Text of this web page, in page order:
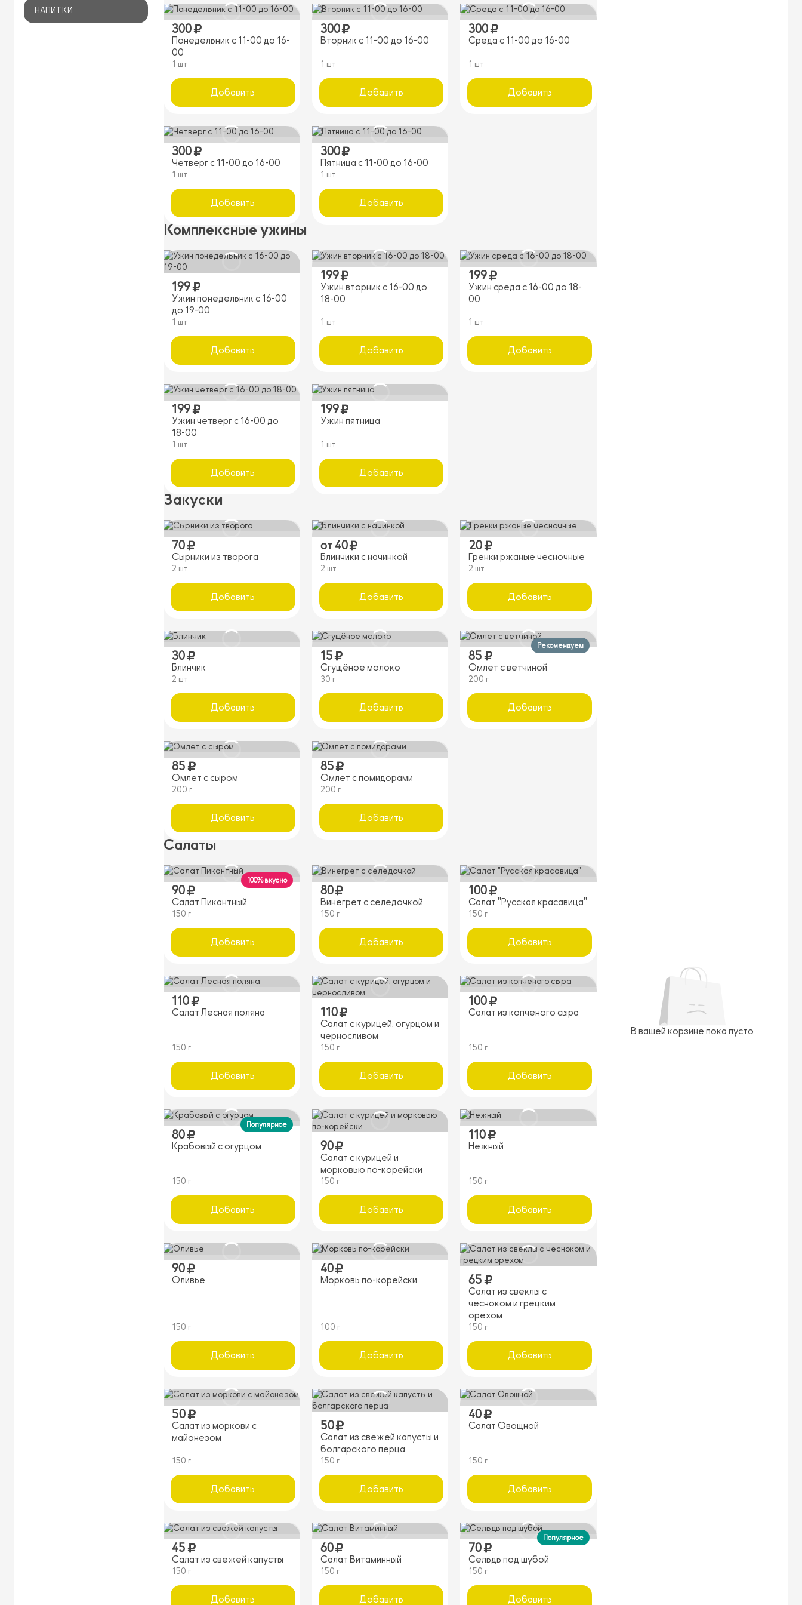
НАПИТКИ
300
Понедельник с 11-00 до 16-
00
1 шт
Добавить
300
Вторник с 11-00 до 16-00
1 шт
Добавить
300
Среда с 11-00 до 16-00
1 шт
Добавить
300
Четверг с 11-00 до 16-00
1 шт
Добавить
300
Пятница с 11-00 до 16-00
1 шт
Добавить
Комплексные ужины
199
Ужин понедельник с 16-00
до 19-00
1 шт
Добавить
199
Ужин вторник с 16-00 до
18-00
1 шт
Добавить
199
Ужин среда с 16-00 до 18-
00
1 шт
Добавить
199
Ужин четверг с 16-00 до
18-00
1 шт
Добавить
199
Ужин пятница
1 шт
Добавить
Закуски
70
Сырники из творога
2 шт
Добавить
от 40
Блинчики с начинкой
2 шт
Добавить
20
Гренки ржаные чесночные
2 шт
Добавить
30
Блинчик
2 шт
Добавить
15
Сгущёное молоко
30 г
Добавить
85
Омлет с ветчиной
200 г
Добавить
Рекомендуем
85
Омлет с сыром
200 г
Добавить
85
Омлет с помидорами
200 г
Добавить
Салаты
90
Салат Пикантный
150 г
Добавить
100% вкусно
80
Винегрет с селедочкой
150 г
Добавить
100
Салат "Русская красавица"
150 г
Добавить
110
Салат Лесная поляна
150 г
Добавить
110
Салат с курицей, огурцом и
черносливом
150 г
Добавить
100
Салат из копченого сыра
150 г
Добавить
80
Крабовый с огурцом
150 г
Добавить
Популярное
90
Салат с курицей и
морковью по-корейски
150 г
Добавить
110
Нежный
150 г
Добавить
90
Оливье
150 г
Добавить
40
Морковь по-корейски
100 г
Добавить
65
Салат из свеклы с
чесноком и грецким
орехом
150 г
Добавить
50
Салат из моркови с
майонезом
150 г
Добавить
50
Салат из свежей капусты и
болгарского перца
150 г
Добавить
40
Салат Овощной
150 г
Добавить
45
Салат из свежей капусты
150 г
Добавить
60
Салат Витаминный
150 г
Добавить
70
Сельдь под шубой
150 г
Добавить
Популярное
В вашей корзине пока пусто